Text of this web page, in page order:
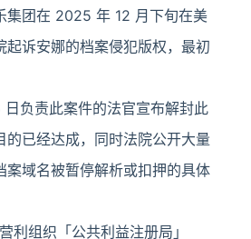
集团在 2025 年 12 月下旬在美
起诉安娜的档案侵犯版权，最初
负责此案件的法官宣布解封此
的已经达成，同时法院公开大量
案域名被暂停解析或扣押的具体
利组织「公共利益注册局」